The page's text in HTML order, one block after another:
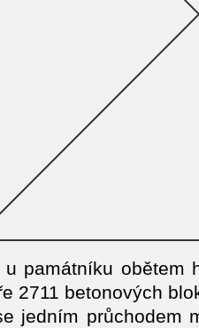
památníku obětem
2711 betonových
jedním průchodem